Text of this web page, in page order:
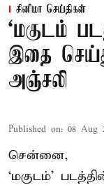
சினிமா செய்திகள்
‘மகுடம்
இதை
அஞ்சலி
Published on: 08 Aug
சென்னை,
‘மகுடம்’